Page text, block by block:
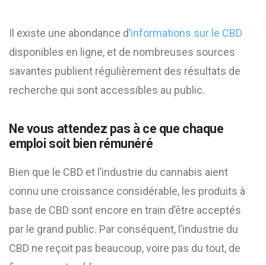
Il existe une abondance d’informations sur le CBD
disponibles en ligne, et de nombreuses sources
savantes publient régulièrement des résultats de
recherche qui sont accessibles au public.
Ne vous attendez pas à ce que chaque
emploi soit bien rémunéré
Bien que le CBD et l’industrie du cannabis aient
connu une croissance considérable, les produits à
base de CBD sont encore en train d’être acceptés
par le grand public. Par conséquent, l’industrie du
CBD ne reçoit pas beaucoup, voire pas du tout, de